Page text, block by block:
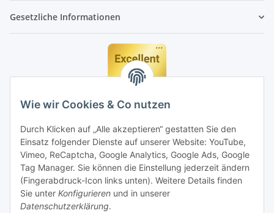
Wie wir Cookies & Co nutzen
Durch Klicken auf „Alle akzeptieren“ gestatten Sie den
Einsatz folgender Dienste auf unserer Website: YouTube,
Vimeo, ReCaptcha, Google Analytics, Google Ads, Google
Tag Manager. Sie können die Einstellung jederzeit ändern
(Fingerabdruck-Icon links unten). Weitere Details finden
Sie unter Konfigurieren und in unserer
Datenschutzerklärung.
Gesetzliche Informationen